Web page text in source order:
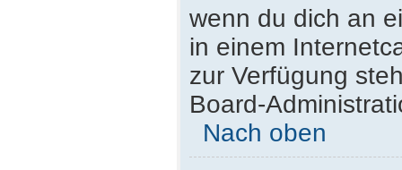
wenn du dich an
in einem
zur Verfügung
Board-
Nach oben